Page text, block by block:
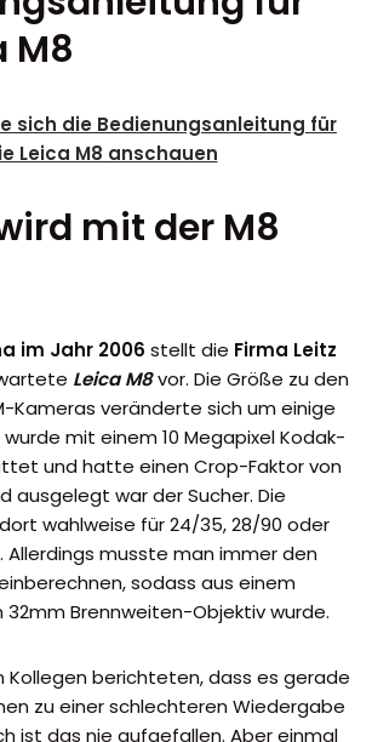
M8
sich die Bedienungsanleitung für
Leica M8 anschauen
mit der M8
im Jahr 2006 stellt die Firma Leitz
Leica M8vor. Die Größe zu den
Kameras veränderte sich um einige
wurde mit einem 10 Megapixel Kodak-
und hatte einen Crop-Faktor von
ausgelegt war der Sucher. Die
wahlweise für 24/35, 28/90 oder
musste man immer den
sodass aus einem
32mm Brennweiten-Objektiv wurde.
Kollegen berichteten, dass es gerade
zu einer schlechteren Wiedergabe
ist das nie aufgefallen. Aber einmal